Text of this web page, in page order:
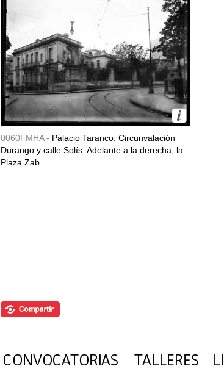
0060FMHA - Palacio Taranco. Circunvalación
Durango y calle Solís. Adelante a la derecha, la
Plaza Zab...